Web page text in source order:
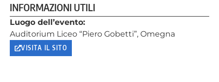
INFORMAZIONI UTILI
Luogo dell’evento:
Auditorium Liceo “Piero Gobetti”, Omegna
VISITA IL SITO